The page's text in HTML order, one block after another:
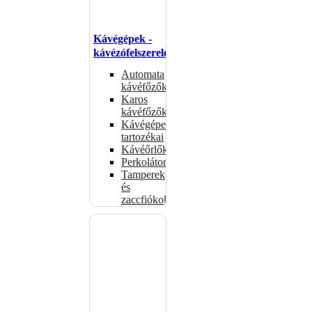
Kávégépek -
kávézófelszerelés
Automata
kávéfőzők
Karos
kávéfőzők
Kávégépek
tartozékai
Kávéőrlők
Perkolátorok
Tamperek
és
zaccfiókok